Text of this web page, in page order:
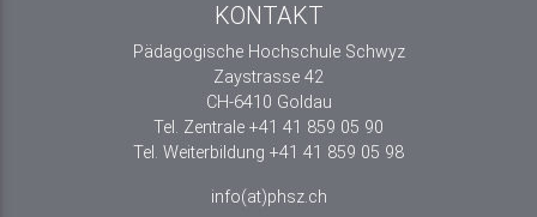
KONTAKT
Pädagogische Hochschule Schwyz
Zaystrasse 42
CH-6410 Goldau
Tel. Zentrale +41 41 859 05 90
Tel. Weiterbildung +41 41 859 05 98
info(at)phsz.ch